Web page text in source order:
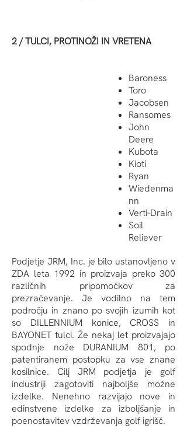
2 / TULCI, PROTINOŽI IN VRETENA
Baroness
Toro
Jacobsen
Ransomes
John
Deere
Kubota
Kioti
Ryan
Wiedenma
nn
Verti-Drain
Soil
Reliever
Podjetje JRM, Inc. je bilo ustanovljeno v
ZDA leta 1992 in proizvaja preko 300
različnih pripomočkov za
prezračevanje. Je vodilno na tem
področju in znano po svojih izumih kot
so DILLENNIUM konice, CROSS in
BAYONET tulci. Že nekaj let proizvajajo
spodnje nože DURANIUM 801, po
patentiranem postopku za vse znane
kosilnice. Cilj JRM podjetja je golf
industriji zagotoviti najboljše možne
izdelke. Nenehno razvijajo nove in
edinstvene izdelke za izboljšanje in
poenostavitev vzdrževanja golf igrišč.